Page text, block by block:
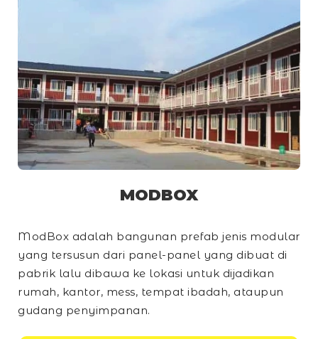
MODBOX
ModBox adalah bangunan prefab jenis modular
yang tersusun dari panel-panel yang dibuat di
pabrik lalu dibawa ke lokasi untuk dijadikan
rumah, kantor, mess, tempat ibadah, ataupun
gudang penyimpanan.